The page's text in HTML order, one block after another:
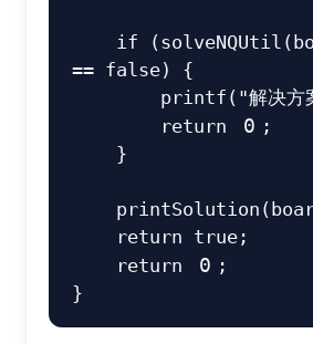
if (solveNQUtil (
== false)
{
printf ( "解决方
return
0 ;
}
printSolution (
return true ;
return
0 ;
}